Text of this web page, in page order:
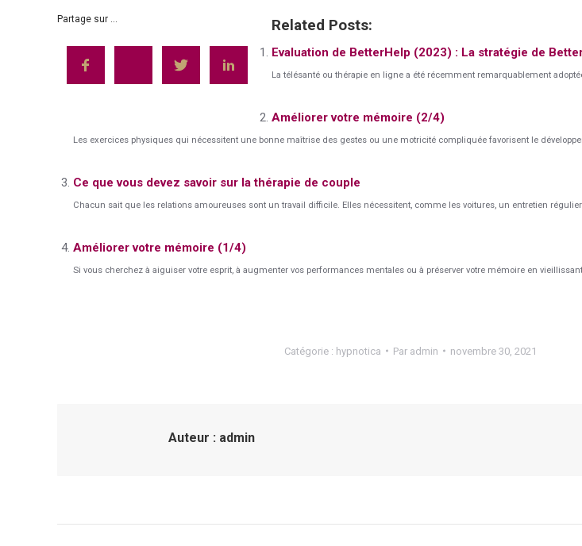
Partage sur ... Related Posts:
Evaluation de BetterHelp (2023) : La stratégie de
La télésanté ou thérapie en ligne a été récemment remarquablement
Améliorer votre mémoire (2/4)
Les exercices physiques qui nécessitent une bonne maîtrise des gestes ou une motricité compliquée favorisent le
Ce que vous devez savoir sur la thérapie de couple
Chacun sait que les relations amoureuses sont un travail difficile. Elles nécessitent, comme les voitures, un entretien
Améliorer votre mémoire (1/4)
Si vous cherchez à aiguiser votre esprit, à augmenter vos performances mentales ou à préserver votre mémoire en
Catégorie : hypnotica Par admin novembre 30, 2021
Auteur : admin